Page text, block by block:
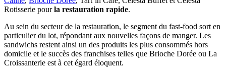
Rotisserie pourla restauration rapide.
Au sein du secteur de la restauration, le segment du fast-food sort en
particulier du lot, répondant aux nouvelles façons de manger. Les
sandwichs restent ainsi un des produits les plus consommés hors
domicile et le succès des franchises telles que Brioche Dorée ou La
Croissanterie est à cet égard éloquent.